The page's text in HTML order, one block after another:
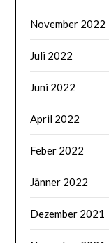
November 2022
Juli 2022
Juni 2022
April 2022
Feber 2022
Jänner 2022
Dezember 2021